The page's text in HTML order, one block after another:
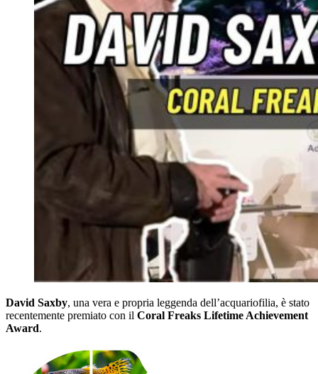
David Saxby, una vera e propria leggenda dell’acquariofilia, è stato
recentemente premiato con il Coral Freaks Lifetime Achievement
Award.